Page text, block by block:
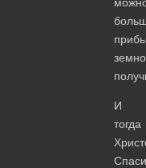
И
тогда